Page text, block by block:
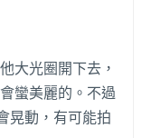
大光圈開下去，
蠻美麗的。不過
晃動，有可能拍